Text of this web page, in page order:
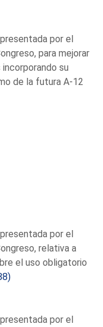
por el
para mejorar
su
de la futura A-12
por el
relativa a
el uso obligatorio
por el